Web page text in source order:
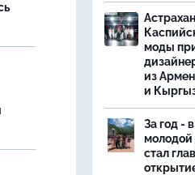
моды
из
и
За год -
молодой
стал